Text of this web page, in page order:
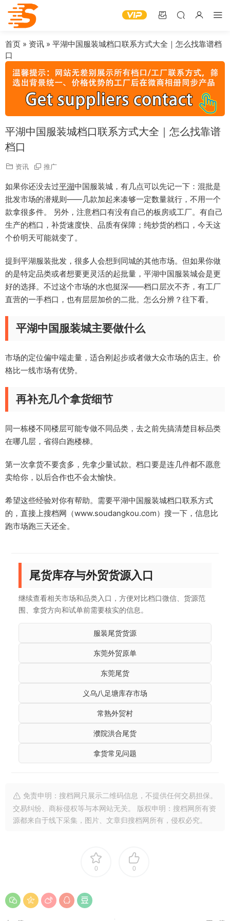
首页 » 资讯 » 平湖中国服装城档口联系方式大全｜怎么找靠谱档
口
平湖中国服装城档口联系方式大全｜怎么找靠谱
档口
资讯 推广
如果你还没去过平湖中国服装城，有几点可以先记一下：混批是
批发市场的潜规则——几款加起来凑够一定数量就行，不用一个
款拿很多件。 另外，注意档口有没有自己的板房或工厂。有自己
生产的档口，补货速度快、品质有保障；纯炒货的档口，今天这
个价明天可能就变了。
提到平湖服装批发，很多人会想到同城的其他市场。但如果你做
的是特定品类或者想要更灵活的起批量，平湖中国服装城会是更
好的选择。不过这个市场的水也挺深——档口层次不齐，有工厂
直营的一手档口，也有层层加价的二批。怎么分辨？往下看。
平湖中国服装城主要做什么
市场的定位偏中端走量，适合刚起步或者做大众市场的店主。价
格比一线市场有优势。
再补充几个拿货细节
同一栋楼不同楼层可能专做不同品类，去之前先搞清楚目标品类
在哪几层，省得白跑楼梯。
第一次拿货不要贪多，先拿少量试款。档口要是连几件都不愿意
卖给你，以后合作也不会太愉快。
希望这些经验对你有帮助。需要平湖中国服装城档口联系方式
的，直接上搜档网（www.soudangkou.com）搜一下，信息比
跑市场跑三天还全。
尾货库存与外贸货源入口
继续查看相关市场和品类入口，方便对比档口微信、货源范
围、拿货方向和试单前需要核实的信息。
服装尾货货源
东莞外贸原单
东莞尾货
义乌八足塘库存市场
常熟外贸村
濮院洪合尾货
拿货常见问题
免责申明：搜档网只展示二维码信息，不提供任何交易担保。
交易纠纷、商标侵权等与本网站无关。 版权申明：搜档网所有资
源都来自于线下采集，图片、文章归搜档网所有，侵权必究。
0 0